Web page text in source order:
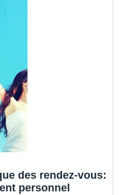
des rendez-vous:
personnel